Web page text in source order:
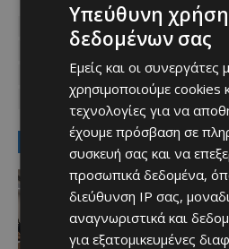
ΑΠΟΛΛΩΝ-ΟΜΟΝΟΙΑ ΑΡΑΔΙΠΠΟΥ
ΔΙΓΕΝΗΣ ΜΟΡΦΟΥ-ΠΑΦΟΣ FC ΕΝΠ
ΟΜΟΝΟΙΑ ΟΜΟΝΟΙΑ ΑΡΑΔΙΠΠΟΥ
ΠΑΦΟΣ FC
LATEST NEWS
Αθλητικά -
Πότε θα
Όλες οι
Afentiko - 10/08/
Υπεύθυνη
δεδομένων σας
Εμείς και οι συνεργάτες
χρησιμοποιούμε cookies
τεχνολογίες για να
έχουμε πρόσβαση σε
συσκευή σας και να
προσωπικά δεδομένα,
διεύθυνση IP σας,
αναγνωριστικά και
για εξατομικευμένες